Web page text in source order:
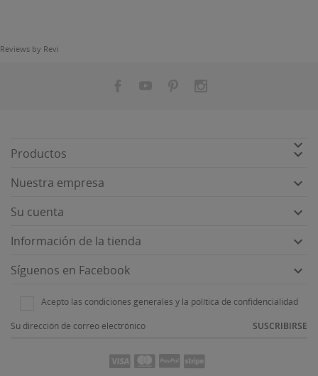
Reviews by Revi

Productos 
Nuestra empresa 
Su cuenta 
Información de la tienda 
Síguenos en Facebook 
Acepto las condiciones generales y la política de confidencialidad
SUSCRIBIRSE